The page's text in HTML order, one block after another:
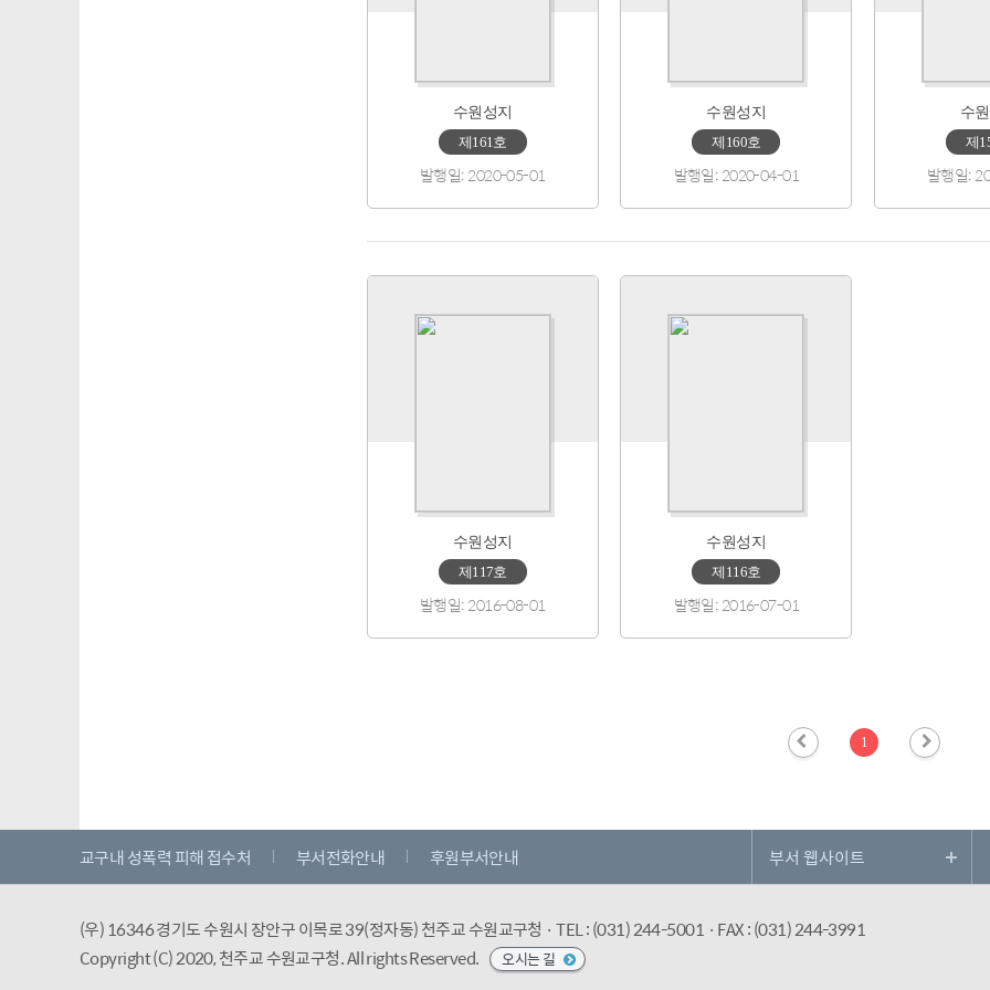
수원성지
제161호
발행일: 2020-05-01
수원성지
제160호
발행일: 2020-04-01
수
제
발행일:
수원성지
제117호
발행일: 2016-08-01
수원성지
제116호
발행일: 2016-07-01
1
교구내 성폭력 피해 접수처 부서전화안내 후원부서안내
(우) 16346 경기도 수원시 장안구 이목로 39(정자동) 천주교 수원교구청 · TEL : (031) 244-5001 · FAX : (031) 244-3991
Copyright (C) 2020, 천주교 수원교구청.All rights Reserved. 오시는 길